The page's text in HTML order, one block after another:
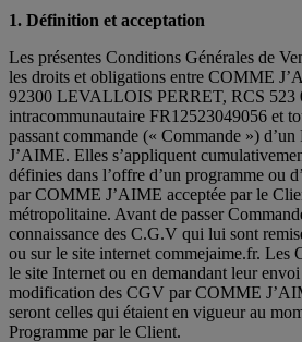
1. Définition et acceptation
Les présentes Conditions Générales de
les droits et obligations entre COMME
92300 LEVALLOIS PERRET, RCS 523
intracommunautaire FR12523049056 et
passant commande (« Commande »)
J’AIME. Elles s’appliquent
définies dans l’offre d’un programme ou
par COMME J’AIME acceptée par le
métropolitaine. Avant de passer
connaissance des C.G.V qui lui sont
ou sur le site internet commejaime.fr. Les
le site Internet ou en demandant leur
modification des CGV par COMME
seront celles qui étaient en vigueur au
Programme par le Client.